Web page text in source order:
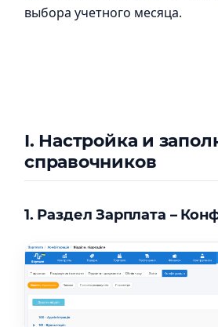
выбора учетного месяца.
I. Настройка и
справочников
1. Раздел Зарплата –